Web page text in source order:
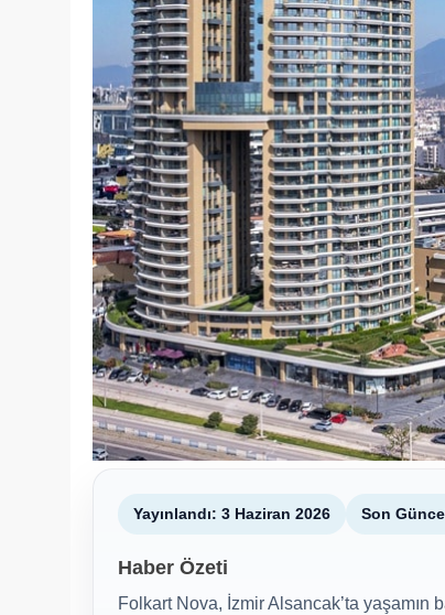
Yayınlandı: 3 Haziran 2026 Son
Haber Özeti
Folkart Nova, İzmir Alsancak’ta